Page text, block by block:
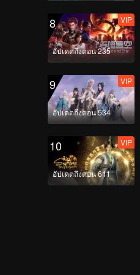
8
อัปเดตถึงตอน 235
VIP
9
อัปเดตถึงตอน 534
VIP
10
อัปเดตถึงตอน 611
VIP